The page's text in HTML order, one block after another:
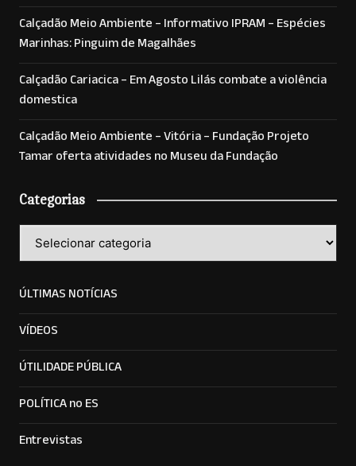
Calçadão Meio Ambiente – Informativo IPRAM – Espécies
Marinhas: Pinguim de Magalhães
Calçadão Cariacica – Em Agosto Lilás combate a violência
domestica
Calçadão Meio Ambiente – Vitória – Fundação Projeto
Tamar oferta atividades no Museu da Fundação
Categorias
ÚLTIMAS NOTÍCIAS
VÍDEOS
ÚTILIDADE PÚBLICA
POLÍTICA no ES
Entrevistas